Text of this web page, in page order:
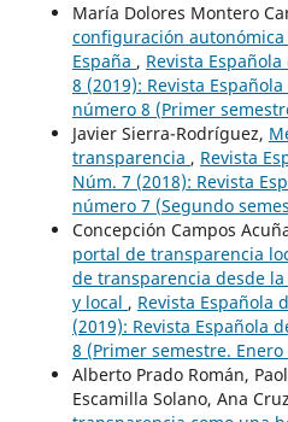
María Dolores Montero
configuración
España , Revista
8 (2019): Revista
número 8 (Primer
Javier Sierra-Rodríguez,
transparencia , Revista
Núm. 7 (2018): Revista
número 7 (Segundo
Concepción Campos
portal de transparencia
de transparencia desde
y local , Revista Española
(2019): Revista Española
8 (Primer semestre. Enero
Alberto Prado Román,
Escamilla Solano, Ana